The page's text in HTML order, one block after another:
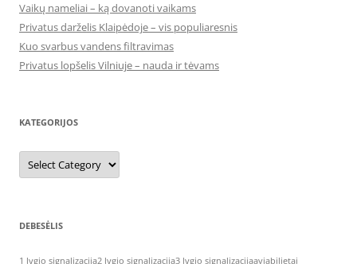
Vaikų nameliai – ką dovanoti vaikams
Privatus darželis Klaipėdoje – vis populiaresnis
Kuo svarbus vandens filtravimas
Privatus lopšelis Vilniuje – nauda ir tėvams
KATEGORIJOS
Kategorijos
DEBESĖLIS
1 lygio signalizacija2 lygio signalizacija3 lygio signalizacijaaviabilietai